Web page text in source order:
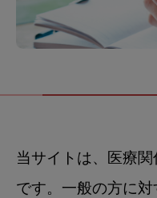
当サイトは、医療
です。一般の方に